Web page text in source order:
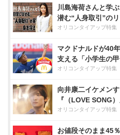
川島海荷さんと学
潜む“人身取引”の
オリコンタイアップ特集
マクドナルドが40
支える「小学生の甲
オリコンタイアップ特集
向井康二イケメン
『（LOVE SONG）
オリコンタイアップ特集
お値段そのまま45